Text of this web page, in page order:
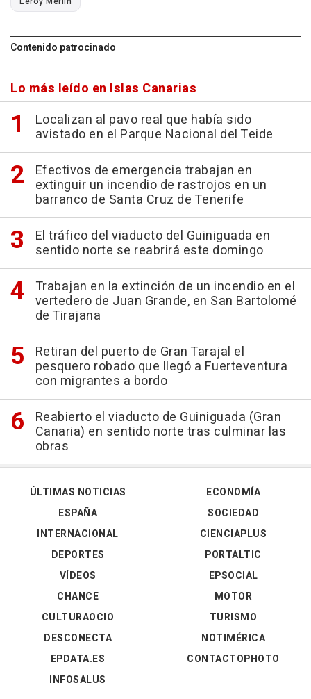
Contenido patrocinado
Lo más leído en Islas Canarias
Localizan al pavo real que había sido
avistado en el Parque Nacional del Teide
Efectivos de emergencia trabajan en
extinguir un incendio de rastrojos en un
barranco de Santa Cruz de Tenerife
El tráfico del viaducto del Guiniguada en
sentido norte se reabrirá este domingo
Trabajan en la extinción de un incendio en el
vertedero de Juan Grande, en San Bartolomé
de Tirajana
Retiran del puerto de Gran Tarajal el
pesquero robado que llegó a Fuerteventura
con migrantes a bordo
Reabierto el viaducto de Guiniguada (Gran
Canaria) en sentido norte tras culminar las
obras
ÚLTIMAS NOTICIAS
ESPAÑA
INTERNACIONAL
DEPORTES
VÍDEOS
ECONOMÍA
SOCIEDAD
CIENCIAPLUS
PORTALTIC
EPSOCIAL
CHANCE
CULTURAOCIO
DESCONECTA
EPDATA.ES
INFOSALUS
MOTOR
TURISMO
NOTIMÉRICA
CONTACTOPHOTO